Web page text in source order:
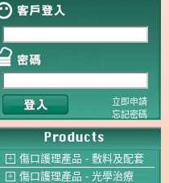
立即申請
忘記密碼
＋ 傷口護理產品 - 敷料及配套
＋ 傷口護理產品 - 光學治療